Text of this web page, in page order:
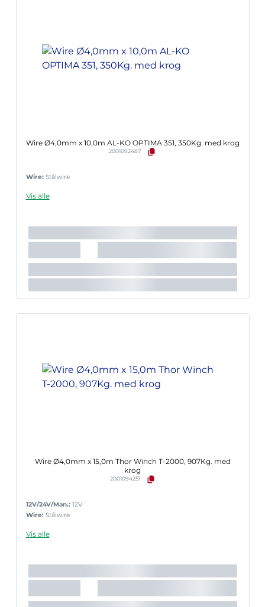
Wire Ø4,0mm x 10,0m AL-KO OPTIMA 351, 350Kg. med krog
2001092487
Wire: Stålwire
Vis alle
Wire Ø4,0mm x 15,0m Thor Winch T-2000, 907Kg. med
krog
2001094251
12V/24V/Man.: 12V
Wire: Stålwire
Vis alle